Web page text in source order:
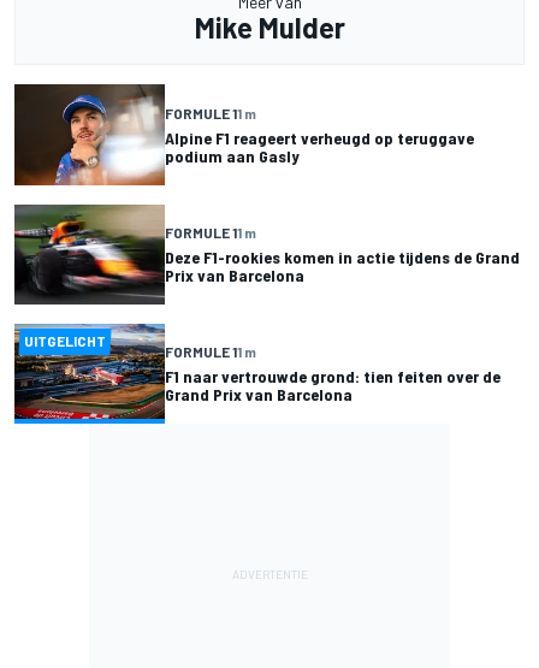
Mike Mulder
FORMULE 11 m
Alpine F1 reageert verheugd op teruggave
podium aan Gasly
FORMULE 11 m
Deze F1-rookies komen in actie tijdens de Grand
Prix van Barcelona
UITGELICHT
FORMULE 11 m
F1 naar vertrouwde grond: tien feiten over de
Grand Prix van Barcelona